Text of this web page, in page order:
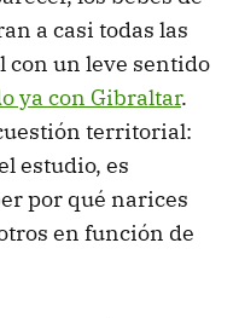
a casi todas las
con un leve sentido
ya con Gibraltar.
territorial:
estudio, es
por qué narices
en función de